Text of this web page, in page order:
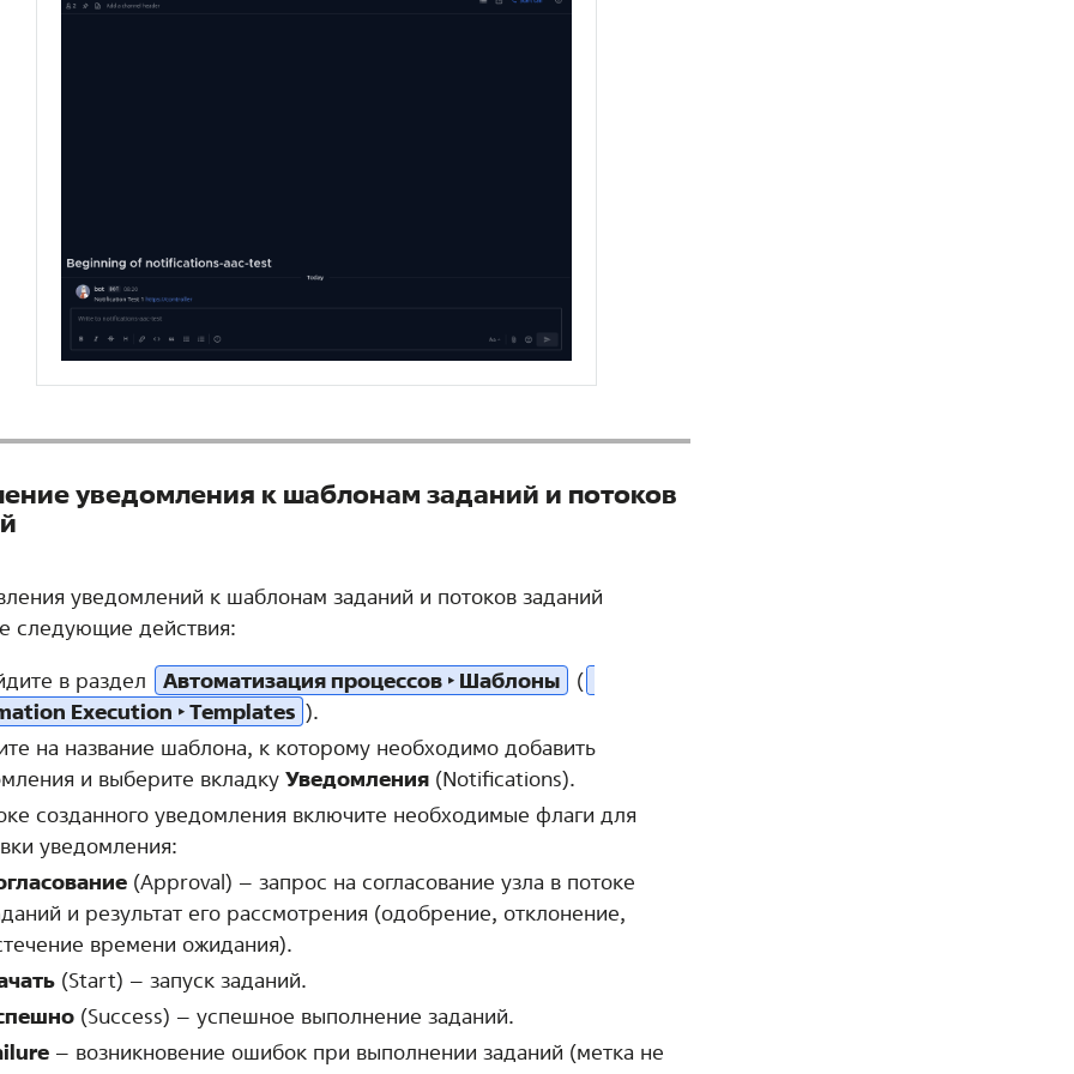
уведомления к шаблонам заданий и потоков
уведомлений к шаблонам заданий и потоков заданий
следующие действия:
в раздел Автоматизация процессов ‣ Шаблоны
(
Execution ‣ Templates ).
на название шаблона, к которому необходимо добавить
и выберите вкладку Уведомления (Notifications).
созданного уведомления включите необходимые флаги для
уведомления:
(Approval) – запрос на согласование узла в потоке
и результат его рассмотрения (одобрение, отклонение,
времени ожидания).
(Start) – запуск заданий.
(Success) – успешное выполнение заданий.
– возникновение ошибок при выполнении заданий (метка не